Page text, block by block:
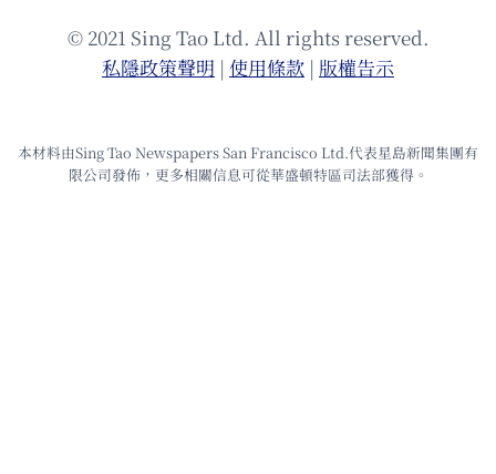
© 2021 Sing Tao Ltd. All rights reserved.
私隱政策聲明 | 使⽤條款 | 版權告⽰
本材料由Sing Tao Newspapers San Francisco Ltd.代表星島新聞集團有
限公司發佈，更多相關信息可從華盛頓特區司法部獲得。